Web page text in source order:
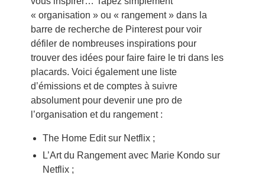
« organisation » ou « rangement » dans la
barre de recherche de Pinterest pour voir
défiler de nombreuses inspirations pour
trouver des idées pour faire faire le tri dans les
placards. Voici également une liste
d’émissions et de comptes à suivre
absolument pour devenir une pro de
l’organisation et du rangement :
The Home Edit sur Netflix ;
L’Art du Rangement avec Marie Kondo sur
Netflix ;